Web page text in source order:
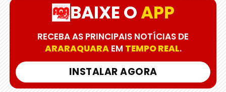
BAIXE OAPP
RECEBA AS PRINCIPAIS NOTÍCIAS DE
ARARAQUARAEM TEMPO REAL.
INSTALAR AGORA